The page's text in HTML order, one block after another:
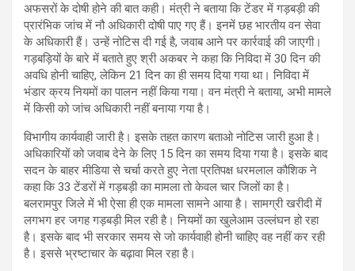
अफसरों के दोषी होने की बात कही। मंत्री ने बताया कि टेंडर में गड़बड़ी की
प्रारंभिक जांच में नौ अधिकारी दोषी पाए गए हैं। इनमें छह भारतीय वन सेवा
के अधिकारी हैं। उन्हें नोटिस दी गई है, जवाब आने पर कार्रवाई की जाएगी।
गड़बड़ियों के बारे में बताते हुए श्री अकबर ने कहा कि निविदा में 30 दिन की
अवधि होनी चाहिए, लेकिन 21 दिन का ही समय दिया गया था। निविदा में
भंडार क्रय नियमों का पालन नहीं किया गया। वन मंत्री ने बताया, अभी मामले
में किसी को जांच अधिकारी नहीं बनाया गया है।
विभागीय कार्यवाही जारी है। इसके तहत कारण बताओ नोटिस जारी हुआ है।
अधिकारियों को जवाब देने के लिए 15 दिन का समय दिया गया है। इसके बाद
सदन के बाहर मीडिया से चर्चा करते हुए नेता प्रतिपक्ष धरमलाल कौशिक ने
कहा कि 33 टेंडरों में गड़बड़ी का मामला तो केवल चार जिलों का है।
बलरामपुर जिले में भी ऐसा ही एक मामला सामने आया है। सामग्री खरीदी में
लगभग हर जगह गड़बड़ी मिल रही है। नियमों का खुलेआम उल्लंघन हो रहा
है। इसके बाद भी सरकार समय से जो कार्यवाही होनी चाहिए वह नहीं कर रही
है। इससे भ्रष्टाचार के बढ़ावा मिल रहा है।